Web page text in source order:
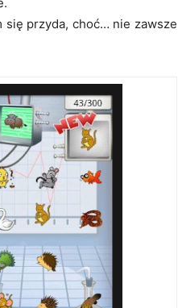
się przyda, choć… nie zawsze